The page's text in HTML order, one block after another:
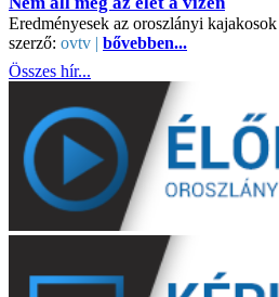
Eredményesek az oroszlányi kajakosok
szerző: ovtv | bővebben...
Összes hír...